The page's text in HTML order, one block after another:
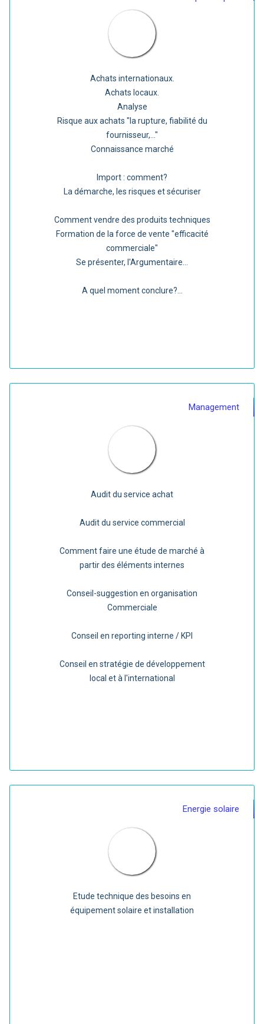
Achats internationaux.
Achats locaux.
Analyse
Risque aux achats "la rupture, fiabilité du
fournisseur,..."
Connaissance marché
Import : comment?
La démarche, les risques et sécuriser
Comment vendre des produits techniques
Formation de la force de vente "efficacité
commerciale"
Se présenter, l'Argumentaire...
A quel moment conclure?...
Management
Audit du service achat
Audit du service commercial
Comment faire une étude de marché à
partir des éléments internes
Conseil-suggestion en organisation
Commerciale
Conseil en reporting interne / KPI
Conseil en stratégie de développement
local et à l'international
Energie solaire
Etude technique des besoins en
équipement solaire et installation